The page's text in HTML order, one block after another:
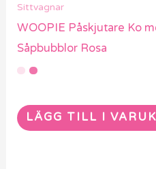
Sittvagnar
WOOPIE Påskjutare Ko
Såpbubblor Rosa
LÄGG TILL I